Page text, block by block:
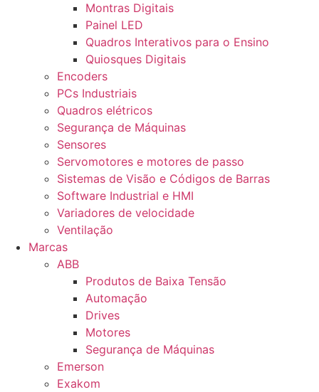
Montras Digitais
Painel LED
Quadros Interativos para o Ensino
Quiosques Digitais
Encoders
PCs Industriais
Quadros elétricos
Segurança de Máquinas
Sensores
Servomotores e motores de passo
Sistemas de Visão e Códigos de Barras
Software Industrial e HMI
Variadores de velocidade
Ventilação
Marcas
ABB
Produtos de Baixa Tensão
Automação
Drives
Motores
Segurança de Máquinas
Emerson
Exakom